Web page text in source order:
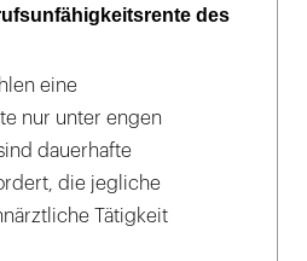
des
eine
nur unter engen
dauerhafte
die jegliche
Tätigkeit